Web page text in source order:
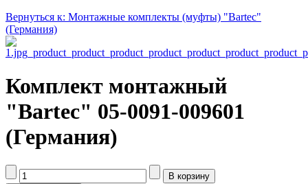
Вернуться к: Монтажные комплекты (муфты) "Bartec"
(Германия)
Комплект монтажный
"Bartec" 05-0091-009601
(Германия)